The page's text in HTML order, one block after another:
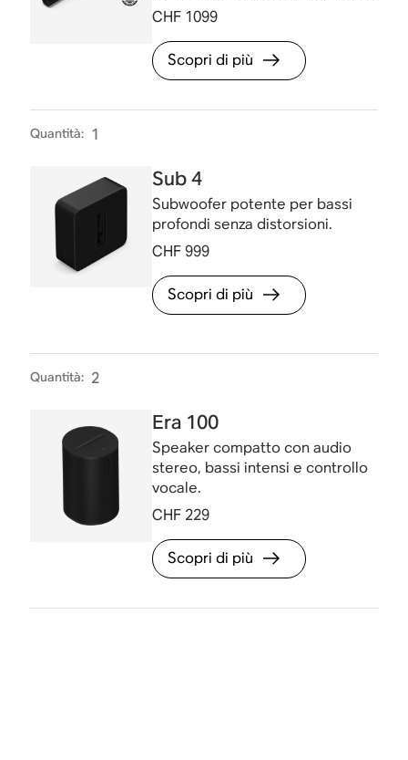
CHF 1099
Scopri di più
Quantità: 1
Sub 4
Subwoofer potente per bassi
profondi senza distorsioni.
CHF 999
Scopri di più
Quantità: 2
Era 100
Speaker compatto con audio
stereo, bassi intensi e controllo
vocale.
CHF 229
Scopri di più